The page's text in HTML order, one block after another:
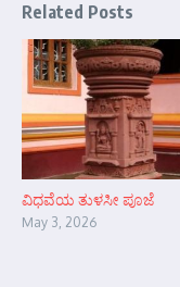
Related Posts
ವಿಧವೆಯ ತುಳಸೀ ಪೂಜೆ
May 3, 2026